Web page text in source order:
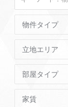
物件タイプ
立地エリア
部屋タイプ
家賃